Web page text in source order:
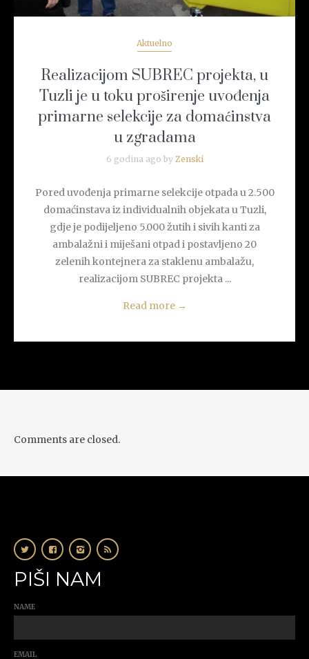
Aktuelno
Realizacijom SUBREC projekta, u
Tuzli je u toku proširenje uvođenja
primarne selekcije za domaćinstva
u zgradama
6 godina ago by Zenski
Pored uvođenja primarne selekcije otpada u 2.500
domaćinstava iz individualnih objekata u Tuzli,
gdje je podijeljeno 5.000 žutih i sivih kanti za
ambalažni i miješani otpad i postavljeno 20
zelenih kontejnera za staklenu ambalažu,
realizacijom SUBREC projekta ...
Read more →
Comments are closed.
PIŠI NAM
NAME
EMAIL